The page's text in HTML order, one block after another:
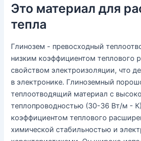
Это материал для
тепла
Глинозем - превосходный
низким коэффициентом теплового
свойством электроизоляции, что
в электронике. Глиноземный
теплоотводящий материал с
теплопроводностью (30-36 Вт/м -
коэффициентом теплового
химической стабильностью и